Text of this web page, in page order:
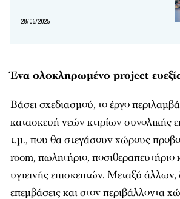
28/06/2025
Ένα ολοκληρωμένο project
Βάσει σχεδιασμού, το έργο
κατασκευή νεών κτιρίων συνολικής
τ.μ., που θα στεγάσουν χώρους
room, πωλητήριο, ποσιθεραπευτήριο
υγιεινής επισκεπτών. Μεταξύ άλλων,
επεμβάσεις και στον περιβάλλοντα